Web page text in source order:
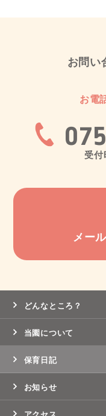
お問い
お電
受
メー
どんなところ？
当園について
保育日記
お知らせ